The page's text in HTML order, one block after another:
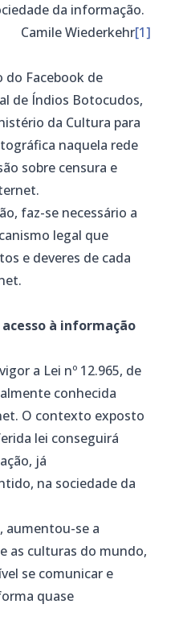
da informação.
Camile Wiederkehr[1]
do Facebook de
de Índios Botocudos,
da Cultura para
naquela rede
sobre censura e
faz-se necessário a
legal que
e deveres de cada
à informação
a Lei nº 12.965, de
conhecida
O contexto exposto
lei conseguirá
já
na sociedade da
aumentou-se a
as culturas do mundo,
se comunicar e
quase